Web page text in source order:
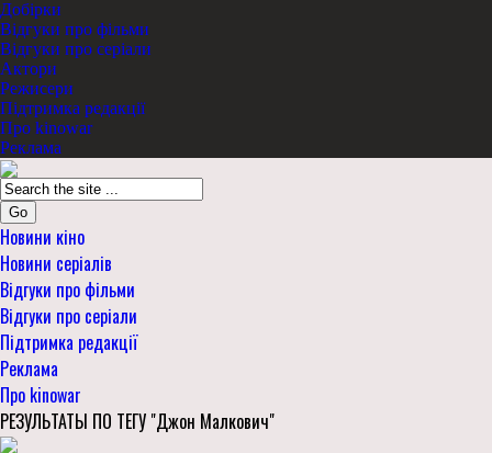
Добірки
Відгуки про фільми
Відгуки про серіали
Актори
Режисери
Підтримка редакції
Про kinowar
Реклама
Go
Новини кіно
Новини серіалів
Відгуки про фільми
Відгуки про серіали
Підтримка редакції
Реклама
Про kinowar
РЕЗУЛЬТАТЫ ПО ТЕГУ "Джон Малкович"